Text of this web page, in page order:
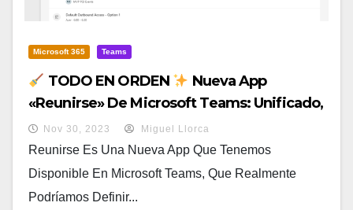
Microsoft 365 Teams
TODO EN ORDEN
Nueva App
«Reunirse» De Microsoft Teams: Unificado,
Centralizado Y A La Mano
Nov 30, 2023 Miguel Llorca
Reunirse Es Una Nueva App Que Tenemos
Disponible En Microsoft Teams, Que Realmente
Podríamos Definir...